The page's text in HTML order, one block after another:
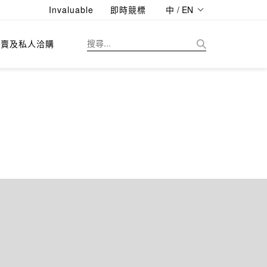
Invaluable 即時競標 中 / EN
及私人洽購